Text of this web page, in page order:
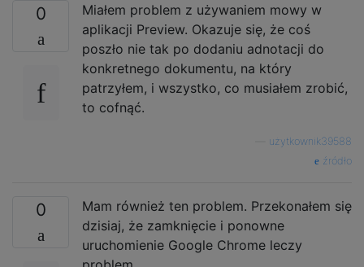
0
Miałem problem z używaniem mowy w
aplikacji Preview. Okazuje się, że coś
poszło nie tak po dodaniu adnotacji do
konkretnego dokumentu, na który
patrzyłem, i wszystko, co musiałem zrobić,
to cofnąć.
użytkownik39588
źródło
0
Mam również ten problem. Przekonałem się
dzisiaj, że zamknięcie i ponowne
uruchomienie Google Chrome leczy